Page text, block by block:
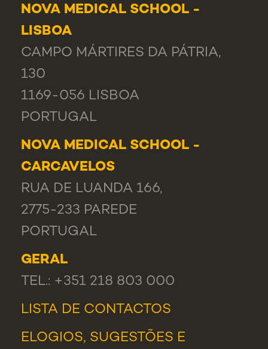
NOVA MEDICAL SCHOOL -
LISBOA
CAMPO MÁRTIRES DA PÁTRIA,
130
1169-056 LISBOA
PORTUGAL
NOVA MEDICAL SCHOOL -
CARCAVELOS
RUA DE LUANDA 166,
2775-233 PAREDE
PORTUGAL
GERAL
TEL.: +351 218 803 000
LISTA DE CONTACTOS
ELOGIOS, SUGESTÕES E